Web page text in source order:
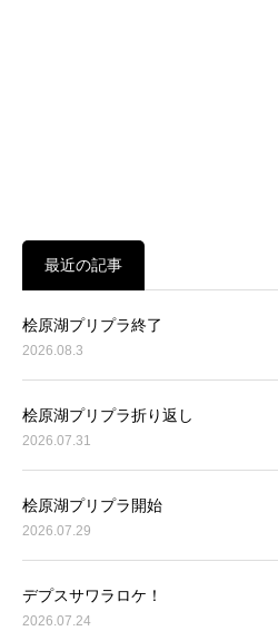
最近の記事
桧原湖プリプラ終了
2026.08.3
桧原湖プリプラ折り返し
2026.07.31
桧原湖プリプラ開始
2026.07.29
デプスサワラロケ！
2026.07.24